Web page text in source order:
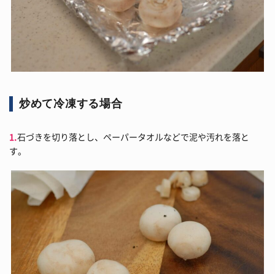
炒めて冷凍する場合
1.石づきを切り落とし、ペーパータオルなどで泥や汚れを落と
す。